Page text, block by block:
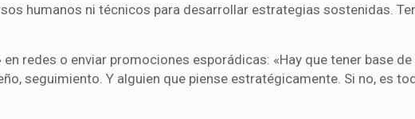
humanos ni técnicos para desarrollar estrategias sostenidas.
redes o enviar promociones esporádicas: «Hay que tener base
seguimiento. Y alguien que piense estratégicamente. Si no, es